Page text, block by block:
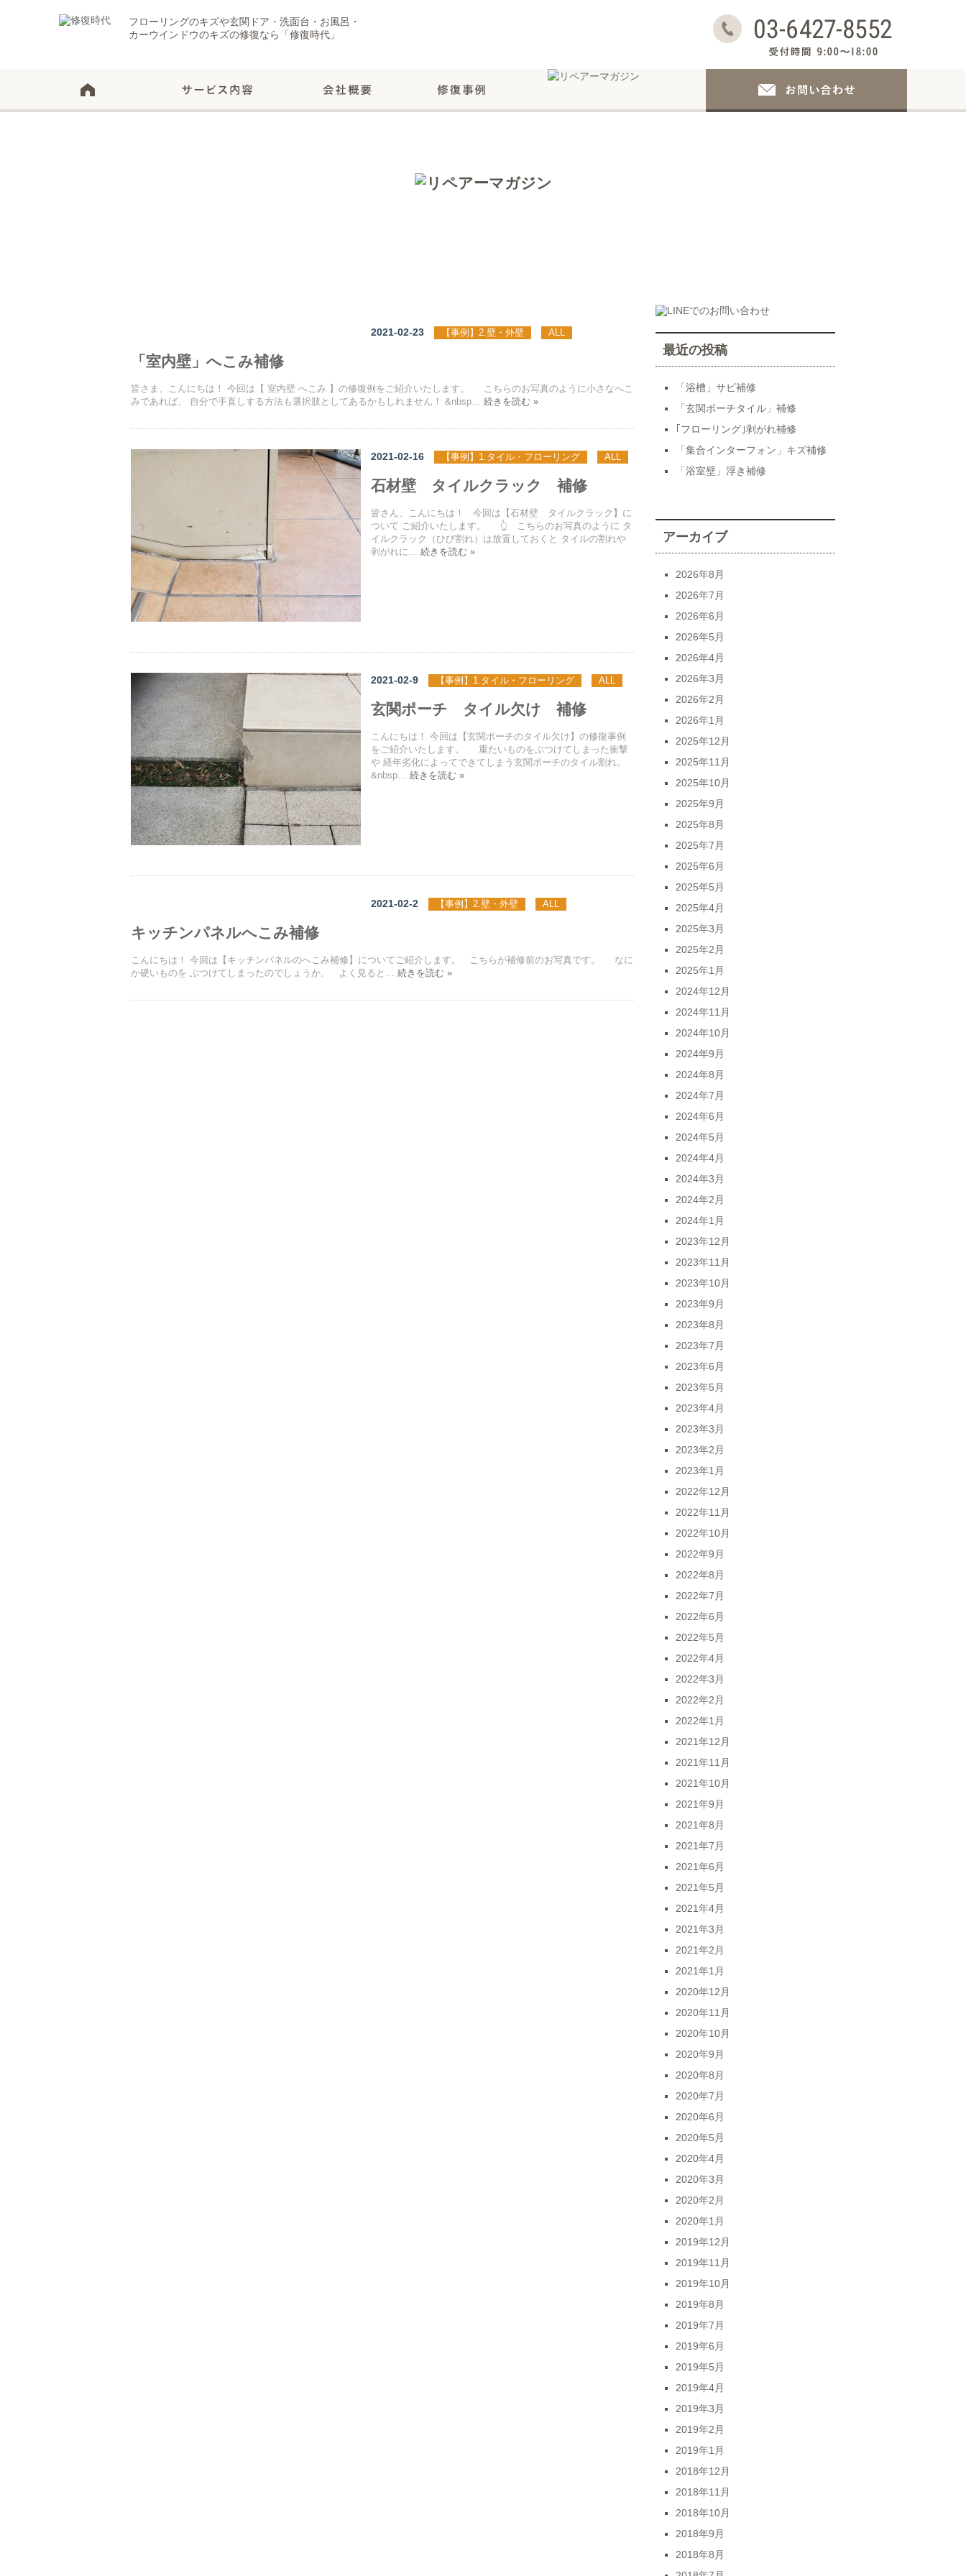
フローリングのキズや玄関ドア・洗面台・お風呂・
カーウインドウのキズの修復なら「修復時代」
2021-02-23 【事例】2.壁・外壁 ALL
「室内壁」へこみ補修
皆さま、こんにちは！ 今回は【 室内壁 へこみ 】の修復例をご紹介いたします。 こちらのお写真のように小さなへこ
みであれば、 自分で手直しする方法も選択肢としてあるかもしれません！ &nbsp… 続きを読む »
2021-02-16 【事例】1.タイル・フローリング ALL
石材壁 タイルクラック 補修
皆さん、こんにちは！ 今回は【石材壁 タイルクラック】に
ついて ご紹介いたします。 👆 こちらのお写真のように タ
イルクラック（ひび割れ）は放置しておくと タイルの割れや
剥がれに… 続きを読む »
2021-02-9 【事例】1.タイル・フローリング ALL
玄関ポーチ タイル欠け 補修
こんにちは！ 今回は【玄関ポーチのタイル欠け】の修復事例
をご紹介いたします。 重たいものをぶつけてしまった衝撃
や 経年劣化によってできてしまう玄関ポーチのタイル割れ。
&nbsp… 続きを読む »
2021-02-2 【事例】2.壁・外壁 ALL
キッチンパネルへこみ補修
こんにちは！ 今回は【キッチンパネルのへこみ補修】についてご紹介します。 こちらが補修前のお写真です。 なに
か硬いものを ぶつけてしまったのでしょうか。 よく見ると… 続きを読む »
最近の投稿
「浴槽」サビ補修
「玄関ポーチタイル」補修
｢フローリング｣剥がれ補修
「集合インターフォン」キズ補修
「浴室壁」浮き補修
アーカイブ
2026年8月
2026年7月
2026年6月
2026年5月
2026年4月
2026年3月
2026年2月
2026年1月
2025年12月
2025年11月
2025年10月
2025年9月
2025年8月
2025年7月
2025年6月
2025年5月
2025年4月
2025年3月
2025年2月
2025年1月
2024年12月
2024年11月
2024年10月
2024年9月
2024年8月
2024年7月
2024年6月
2024年5月
2024年4月
2024年3月
2024年2月
2024年1月
2023年12月
2023年11月
2023年10月
2023年9月
2023年8月
2023年7月
2023年6月
2023年5月
2023年4月
2023年3月
2023年2月
2023年1月
2022年12月
2022年11月
2022年10月
2022年9月
2022年8月
2022年7月
2022年6月
2022年5月
2022年4月
2022年3月
2022年2月
2022年1月
2021年12月
2021年11月
2021年10月
2021年9月
2021年8月
2021年7月
2021年6月
2021年5月
2021年4月
2021年3月
2021年2月
2021年1月
2020年12月
2020年11月
2020年10月
2020年9月
2020年8月
2020年7月
2020年6月
2020年5月
2020年4月
2020年3月
2020年2月
2020年1月
2019年12月
2019年11月
2019年10月
2019年8月
2019年7月
2019年6月
2019年5月
2019年4月
2019年3月
2019年2月
2019年1月
2018年12月
2018年11月
2018年10月
2018年9月
2018年8月